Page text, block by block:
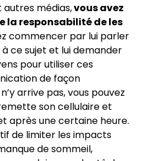
médias,vous avez
la responsabilité de les
commencer par lui parler
ce sujet et lui demander
pour utiliser ces
de façon
arrive pas, vous pouvez
son cellulaire et
après une certaine heure.
de limiter les impacts
de sommeil,